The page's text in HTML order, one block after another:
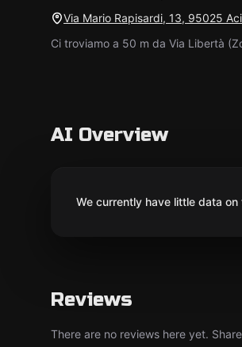
Via Mario Rapisardi, 13, 95025
Ci troviamo a 50 m da Via Libertà
AI Overview
We currently have little data
Reviews
There are no reviews here yet.